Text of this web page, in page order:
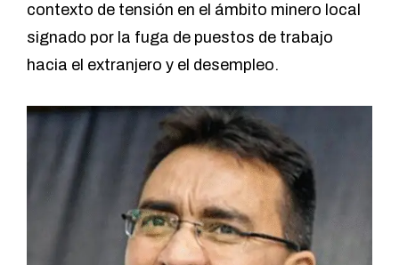
contexto de tensión en el ámbito minero local
signado por la fuga de puestos de trabajo
hacia el extranjero y el desempleo.